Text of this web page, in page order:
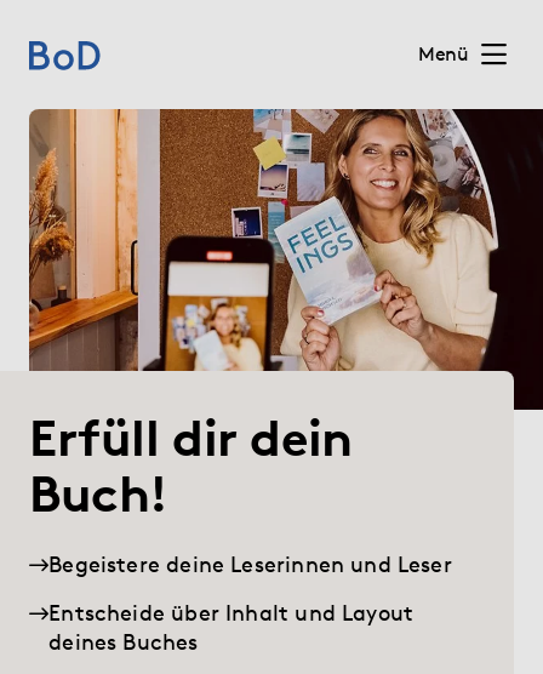
Menü
Home (current)
Preise
Leistungen
Über uns
Blog
Shop
Hilfe
Erfüll dir dein
Buch!
Begeistere deine Leserinnen und Leser
Entscheide über Inhalt und Layout
deines Buches